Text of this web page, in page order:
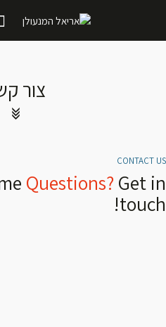
צור
CONTACT US
Questions? Get in
touch!